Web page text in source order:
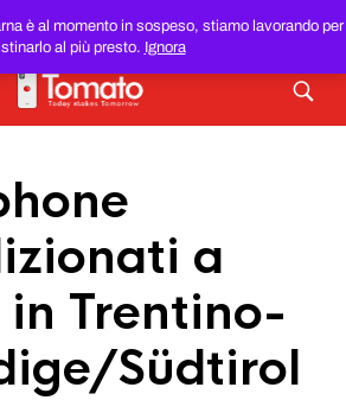
è al momento in sospeso, stiamo lavorando per
al più presto. Ignora
E TABLET RICONDIZIONATIAL MIGLIOR
PREZZO DEL WEB!
a
Trentino-
Südtirol